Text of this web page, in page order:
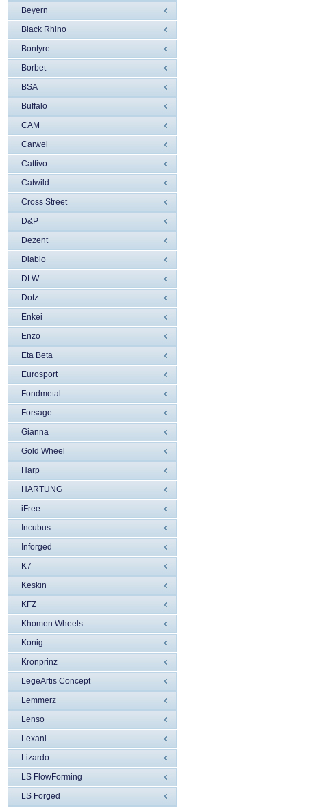
Beyern
Black Rhino
Bontyre
Borbet
BSA
Buffalo
CAM
Carwel
Cattivo
Catwild
Cross Street
D&P
Dezent
Diablo
DLW
Dotz
Enkei
Enzo
Eta Beta
Eurosport
Fondmetal
Forsage
Gianna
Gold Wheel
Harp
HARTUNG
iFree
Incubus
Inforged
K7
Keskin
KFZ
Khomen Wheels
Konig
Kronprinz
LegeArtis Concept
Lemmerz
Lenso
Lexani
Lizardo
LS FlowForming
LS Forged